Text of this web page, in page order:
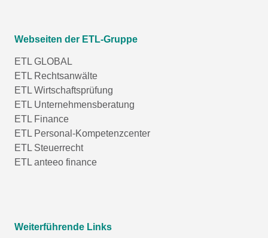
Webseiten der ETL-Gruppe
ETL GLOBAL
ETL Rechtsanwälte
ETL Wirtschaftsprüfung
ETL Unternehmensberatung
ETL Finance
ETL Personal-Kompetenzcenter
ETL Steuerrecht
ETL anteeo finance
Weiterführende Links